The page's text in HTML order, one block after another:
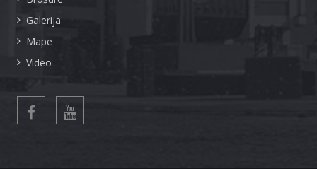
Galerija
Mape
Video